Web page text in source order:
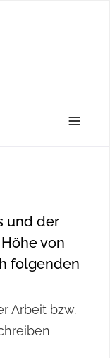
≡
und der
von
folgenden
Arbeit bzw.